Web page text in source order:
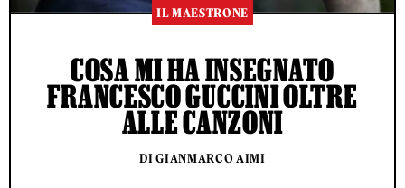
IL MAESTRONE
COSA MI HA INSEGNATO
FRANCESCO GUCCINI OLTRE
ALLE CANZONI
DI GIANMARCO AIMI